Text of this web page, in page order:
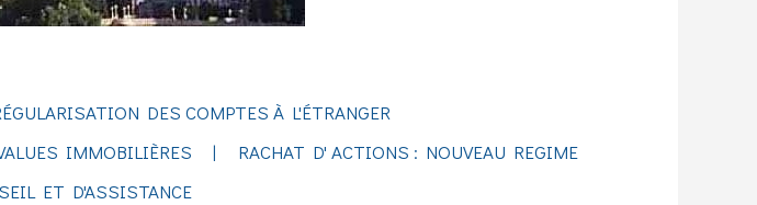
DES COMPTES À L'ÉTRANGER
IMMOBILIÈRES
RACHAT D' ACTIONS : NOUVEAU REGIME
ET D'ASSISTANCE